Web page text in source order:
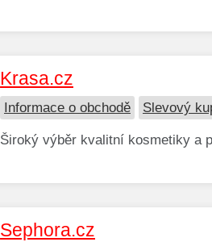
Krasa.cz
Informace o obchodě Slevový
Široký výběr kvalitní kosmetiky a
Sephora.cz